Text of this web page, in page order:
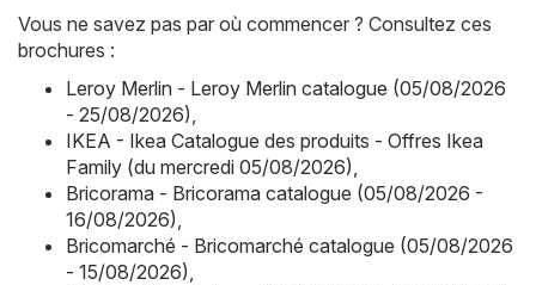
Vous ne savez pas par où commencer ? Consultez ces
brochures :
Leroy Merlin - Leroy Merlin catalogue (05/08/2026
- 25/08/2026),
IKEA - Ikea Catalogue des produits - Offres Ikea
Family (du mercredi 05/08/2026),
Bricorama - Bricorama catalogue (05/08/2026 -
16/08/2026),
Bricomarché - Bricomarché catalogue (05/08/2026
- 15/08/2026),